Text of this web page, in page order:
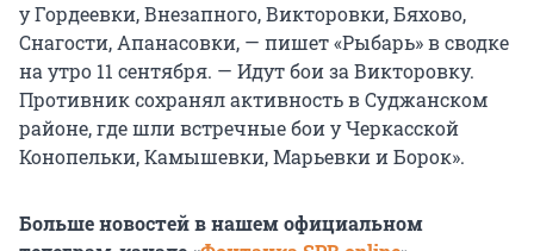
у Гордеевки, Внезапного, Викторовки, Бяхово,
Снагости, Апанасовки, — пишет «Рыбарь» в сводке
на утро 11 сентября. — Идут бои за Викторовку.
Противник сохранял активность в Суджанском
районе, где шли встречные бои у Черкасской
Конопельки, Камышевки, Марьевки и Борок».
Больше новостей в нашем официальном